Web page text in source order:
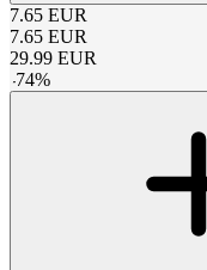
7.65 EUR
7.65 EUR
29.99 EUR
-74%